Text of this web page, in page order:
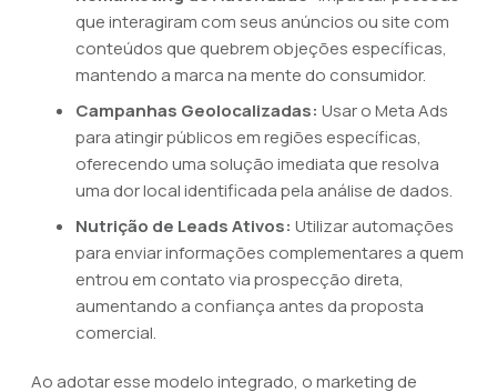
que interagiram com seus anúncios ou site com
conteúdos que quebrem objeções específicas,
mantendo a marca na mente do consumidor.
Campanhas Geolocalizadas: Usar o Meta Ads
para atingir públicos em regiões específicas,
oferecendo uma solução imediata que resolva
uma dor local identificada pela análise de dados.
Nutrição de Leads Ativos: Utilizar automações
para enviar informações complementares a quem
entrou em contato via prospecção direta,
aumentando a confiança antes da proposta
comercial.
Ao adotar esse modelo integrado, o marketing de